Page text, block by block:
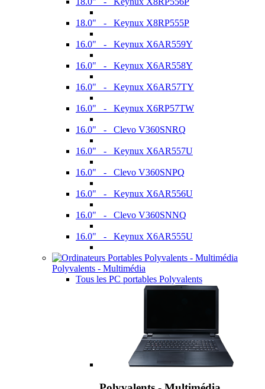
18.0" - Keynux X8RP555P
16.0" - Keynux X6AR559Y
16.0" - Keynux X6AR558Y
16.0" - Keynux X6AR57TY
16.0" - Keynux X6RP57TW
16.0" - Clevo V360SNRQ
16.0" - Keynux X6AR557U
16.0" - Clevo V360SNPQ
16.0" - Keynux X6AR556U
16.0" - Clevo V360SNNQ
16.0" - Keynux X6AR555U
Polyvalents - Multimédia
Tous les PC portables Polyvalents